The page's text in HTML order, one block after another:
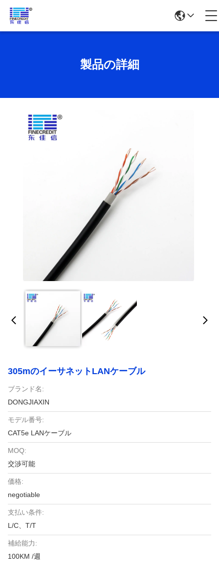
製品の詳細
305mのイーサネットLANケーブル
ブランド名:
DONGJIAXIN
モデル番号:
CAT5e LANケーブル
MOQ:
交渉可能
価格:
negotiable
支払い条件:
L/C、T/T
補給能力:
100KM /週